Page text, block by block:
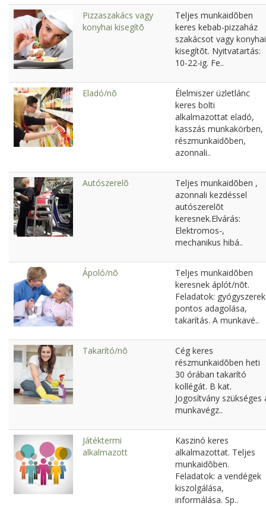
Pizzaszakács vagy
konyhai kisegítõ
Teljes munkaidõben
keres kebab-pizzaház
szakácsot vagy konyhai
kisegítõt. Nyitvatartás:
10-22-ig. Fe..
Eladó/nõ
Élelmiszer üzletlánc
keres bolti
alkalmazottat eladó,
kasszás munkakörben,
részmunkaidõben,
azonnali..
Autószerelõ
Teljes munkaidõben ,
azonnali kezdéssel
autószerelõt
keresnek.Elvárás:
Elektromos-,
mechanikus hibá..
Ápoló/nõ
Teljes munkaidõben
keresnek áplót/nõt.
Feladatok: gyógyszerek
pontos adagolása,
takarítás. A munkavé..
Takarító/nõ
Cég keres
részmunkaidõben heti
30 órában takarító
kollégát. B kat.
Jogosítvány szükséges
munkavégz..
Játéktermi
alkalmazott
Kaszinó keres
alkalmazottat. Teljes
munkaidõben.
Feladatok: a vendégek
kiszolgálása,
informálása. Sp..